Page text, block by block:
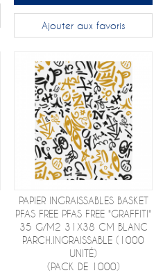
Ajouter aux favoris
PAPIER INGRAISSABLES BASKET
PFAS FREE PFAS FREE "GRAFFITI"
35 G/M2 31X38 CM BLANC
PARCH.INGRAISSABLE (1000
UNITÉ)
(PACK DE 1000)